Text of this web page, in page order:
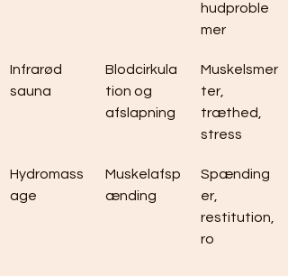
hudproble
mer
Infrarød
sauna
Blodcirkula
tion og
afslapning
Muskelsmer
ter,
træthed,
stress
Hydromass
age
Muskelafsp
ænding
Spænding
er,
restitution,
ro